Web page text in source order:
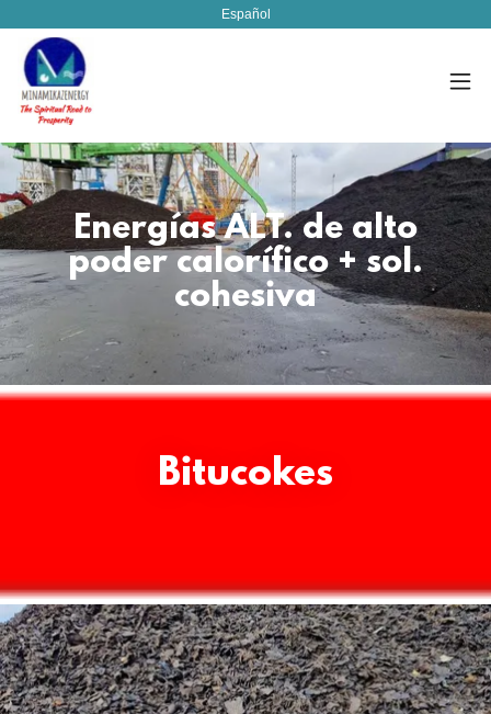
Español
Energías ALT. de alto
poder calorífico + sol.
cohesiva
Bitucokes